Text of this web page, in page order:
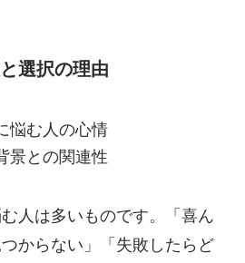
選択の理由
悩む人の心情
景との関連性
人は多いものです。「喜ん
からない」「失敗したらど